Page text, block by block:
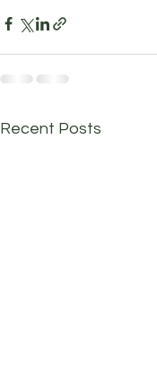
Recent Posts